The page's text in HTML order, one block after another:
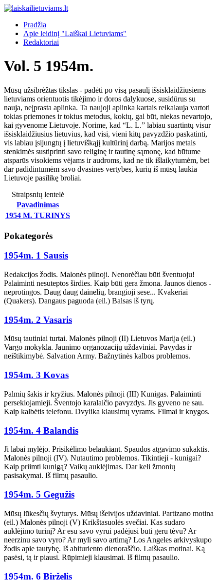
Pradžia
Apie leidinį "Laiškai Lietuviams"
Redaktoriai
Vol. 5 1954m.
Mūsų užsibrėžtas tikslas - padėti po visą pasaulį išsisklaidžiusiems
lietuviams orientuotis tikėjimo ir doros dalykuose, susidūrus su
nauja, neįprasta aplinka. Ta naujoji aplinka kartais reikalauja vartoti
tokias priemones ir tokius metodus, kokių, gal būt, niekas nevartojo,
kai gyvenome Lietuvoje. Norime, kad “L. L.” labiau suartintų visur
išsisklaidžiusius lietuvius, kad visi, vieni kitų pavyzdžio paskatinti,
vis labiau įsijungtų į lietuviškąjį kultūrinį darbą. Marijos metais
stenkimės sustiprinti savo religinę ir tautinę sąmonę, kad būtume
atsparūs visokiems vėjams ir audroms, kad ne tik išlaikytumėm, bet
dar padidintumėm savo dvasines vertybes, kurių iš mūsų laukia
Lietuvoje pasilikę broliai.
Straipsnių lentelė
Pavadinimas
1954 M. TURINYS
Pokategorės
1954m. 1 Sausis
Redakcijos žodis. Malonės pilnoji. Nenorėčiau būti šventuoju!
Palaiminti nesuteptos širdies. Kaip būti gera žmona. Jaunos dienos -
neprotingos. Daug daug dainelių, brangioji sese... Kvakeriai
(Quakers). Dangaus paguoda (eil.) Balsas iš tyrų.
1954m. 2 Vasaris
Mūsų tautiniai turtai. Malonės pilnoji (II) Lietuvos Marija (eil.)
Vargo mokykla. Jaunimo organozacijų uždaviniai. Pavydas ir
neištikimybė. Salvation Army. Bažnytinės kalbos problemos.
1954m. 3 Kovas
Palmių šakis ir kryžius. Malonės pilnoji (III) Kunigas. Palaiminti
persekiojamieji. Šventojo karalaičio pavyzdys. Jis gyveno ne sau.
Kaip kalbėtis telefonu. Dvylika klausimų vyrams. Filmai ir knygos.
1954m. 4 Balandis
Ji labai mylėjo. Prisikėlimo belaukiant. Spaudos atgavimo sukaktis.
Malonės pilnoji (IV). Nutautimo problemos. Tikintieji - kunigai?
Kaip priimti kunigą? Vaikų auklėjimas. Dar keli žmonių
pasisakymai. Iš filmų pasaulio.
1954m. 5 Gegužis
Mūsų lūkesčių švyturys. Mūsų išeivijos uždaviniai. Partizano motina
(eil.) Malonės pilnoji (V) Krikštasuolės svečiai. Kas sudaro
auklėjimo turinį? Ar esu savo vyrui padėjusi būti geru tėvu? Ar
neerzinu savo vyro? Ar myli savo artimą? Los Angeles arkivyskupo
žodis apie tautybę. Iš abituriento dienoraščio. Laiškas motinai. Ką
pasėsi, tą ir piausi. Rūpimieji klausimai. Iš filmų pasaulio.
1954m. 6 Birželis